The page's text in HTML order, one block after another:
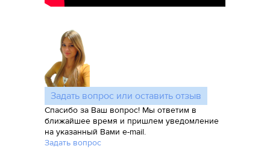
Задать вопрос или оставить отзыв
Спасибо за Ваш вопрос! Мы ответим в
ближайшее время и пришлем уведомление
на указанный Вами e-mail.
Задать вопрос